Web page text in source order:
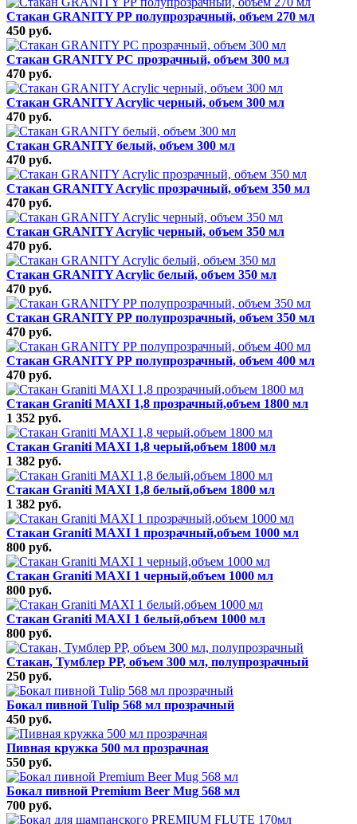
Стакан GRANITY РР полупрозрачный, объем 270 мл
450 руб.
Стакан GRANITY РС прозрачный, объем 300 мл
470 руб.
Стакан GRANITY Acrylic черный, объем 300 мл
470 руб.
Стакан GRANITY белый, объем 300 мл
470 руб.
Стакан GRANITY Acrylic прозрачный, объем 350 мл
470 руб.
Стакан GRANITY Acrylic черный, объем 350 мл
470 руб.
Стакан GRANITY Acrylic белый, объем 350 мл
470 руб.
Стакан GRANITY РР полупрозрачный, объем 350 мл
470 руб.
Стакан GRANITY РР полупрозрачный, объем 400 мл
470 руб.
Стакан Graniti MAXI 1,8 прозрачный,объем 1800 мл
1 352 руб.
Стакан Graniti MAXI 1,8 черый,объем 1800 мл
1 382 руб.
Стакан Graniti MAXI 1,8 белый,объем 1800 мл
1 382 руб.
Стакан Graniti MAXI 1 прозрачный,объем 1000 мл
800 руб.
Стакан Graniti MAXI 1 черный,объем 1000 мл
800 руб.
Стакан Graniti MAXI 1 белый,объем 1000 мл
800 руб.
Стакан, Тумблер РР, объем 300 мл, полупрозрачный
250 руб.
Бокал пивной Tulip 568 мл прозрачный
450 руб.
Пивная кружка 500 мл прозрачная
550 руб.
Бокал пивной Premium Beer Mug 568 мл
700 руб.